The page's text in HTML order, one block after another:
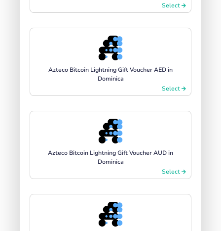
Select
Azteco Bitcoin Lightning Gift Voucher AED in
Dominica
Select
Azteco Bitcoin Lightning Gift Voucher AUD in
Dominica
Select